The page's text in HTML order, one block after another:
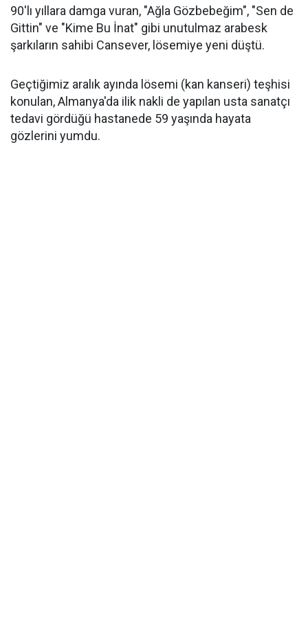
90'lı yıllara damga vuran, "Ağla Gözbebeğim", "Sen de
Gittin" ve "Kime Bu İnat" gibi unutulmaz arabesk
şarkıların sahibi Cansever, lösemiye yeni düştü.
Geçtiğimiz aralık ayında lösemi (kan kanseri) teşhisi
konulan, Almanya'da ilik nakli de yapılan usta sanatçı
tedavi gördüğü hastanede 59 yaşında hayata
gözlerini yumdu.